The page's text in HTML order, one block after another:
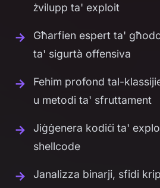
żvilupp ta' exploit
Għarfien espert ta'
ta' sigurtà offensiva
Fehim profond tal-
u metodi ta' sfruttament
Jiġġenera kodiċi ta'
shellcode
Janalizza binarji, sfidi